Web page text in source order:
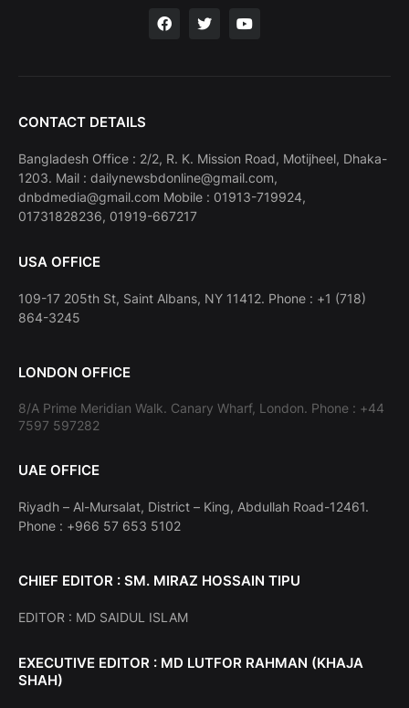
CONTACT DETAILS
Bangladesh Office : 2/2, R. K. Mission Road, Motijheel, Dhaka-
1203. Mail : dailynewsbdonline@gmail.com,
dnbdmedia@gmail.com Mobile : 01913-719924,
01731828236, 01919-667217
USA OFFICE
109-17 205th St, Saint Albans, NY 11412. Phone : +1 (718)
864-3245
LONDON OFFICE
8/A Prime Meridian Walk. Canary Wharf, London. Phone : +44
7597 597282
UAE OFFICE
Riyadh – Al-Mursalat, District – King, Abdullah Road-12461.
Phone : +966 57 653 5102
CHIEF EDITOR : SM. MIRAZ HOSSAIN TIPU
EDITOR : MD SAIDUL ISLAM
EXECUTIVE EDITOR : MD LUTFOR RAHMAN (KHAJA
SHAH)